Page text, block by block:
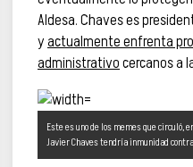
Aldesa. Chaves es
yactualmente enfrenta
administrativocercanos a
Este es uno de los memes que
Javier Chaves tendría inmunidad